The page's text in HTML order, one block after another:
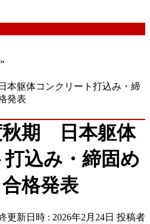
»
本躯体コンクリート打込み・締
発表
秋期 日本躯体
込み・締固め
格発表
更新日時 : 2026年2月24日 投稿者